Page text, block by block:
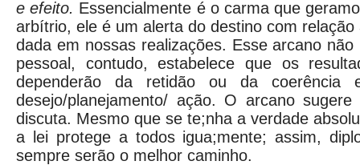
eefeito. Essencialmente é o carma que
arbítrio, ele é um alerta do destino com
dada em nossas realizações. Esse arcano
pessoal, contudo, estabelece que os
dependerão da retidão ou da coerência
desejo/planejamento/ ação. O arcano
discuta. Mesmo que se te;nha a verdade
a lei protege a todos igua;mente; assim,
sempre serão o melhor caminho.